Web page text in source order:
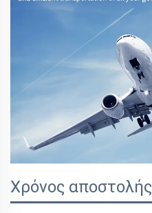
Χρόνος αποστολής